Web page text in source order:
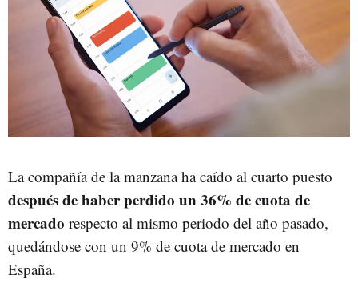
La compañía de la manzana ha caído al cuarto puesto
después de haber perdido un 36% de cuota de
mercado respecto al mismo periodo del año pasado,
quedándose con un 9% de cuota de mercado en
España.